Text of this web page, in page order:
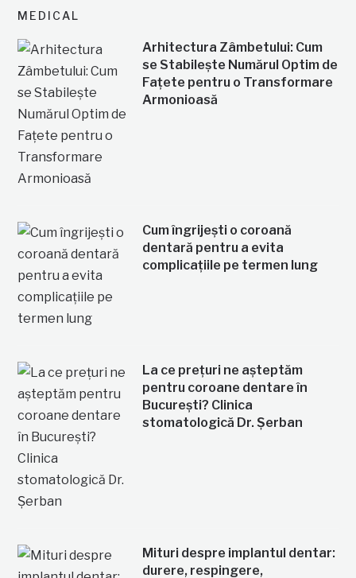
MEDICAL
Arhitectura Zâmbetului: Cum
se Stabilește Numărul Optim de
Fațete pentru o Transformare
Armonioasă
Cum îngrijești o coroană
dentară pentru a evita
complicațiile pe termen lung
La ce prețuri ne așteptăm
pentru coroane dentare în
București? Clinica
stomatologică Dr. Șerban
Mituri despre implantul dentar:
durere, respingere,